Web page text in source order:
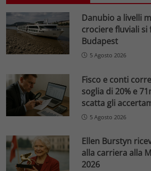
Danubio a livelli
crociere fluviali si
Budapest
5 Agosto 2026
Fisco e conti
soglia di 20% e
scatta gli
5 Agosto 2026
Ellen Burstyn
alla carriera alla
2026